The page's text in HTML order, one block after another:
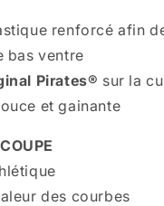
renforcé afin
bas ventre
Pirates® sur la
et gainante
des courbes